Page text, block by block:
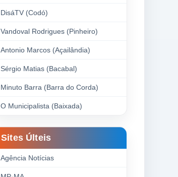
DisáTV (Codó)
Vandoval Rodrigues (Pinheiro)
Antonio Marcos (Açailândia)
Sérgio Matias (Bacabal)
Minuto Barra (Barra do Corda)
O Municipalista (Baixada)
Sites Últeis
Agência Notícias